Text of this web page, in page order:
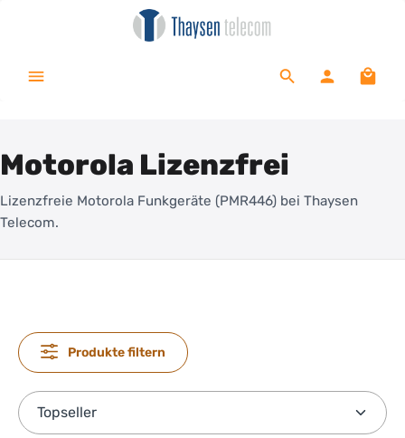
Motorola Lizenzfrei
Lizenzfreie Motorola Funkgeräte (PMR446) bei Thaysen
Telecom.
Produkte filtern